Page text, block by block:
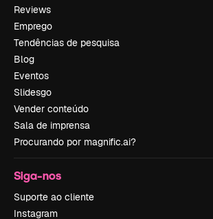
Reviews
Emprego
Tendências de pesquisa
Blog
Eventos
Slidesgo
Vender conteúdo
Sala de imprensa
Procurando por magnific.ai?
Siga-nos
Suporte ao cliente
Instagram